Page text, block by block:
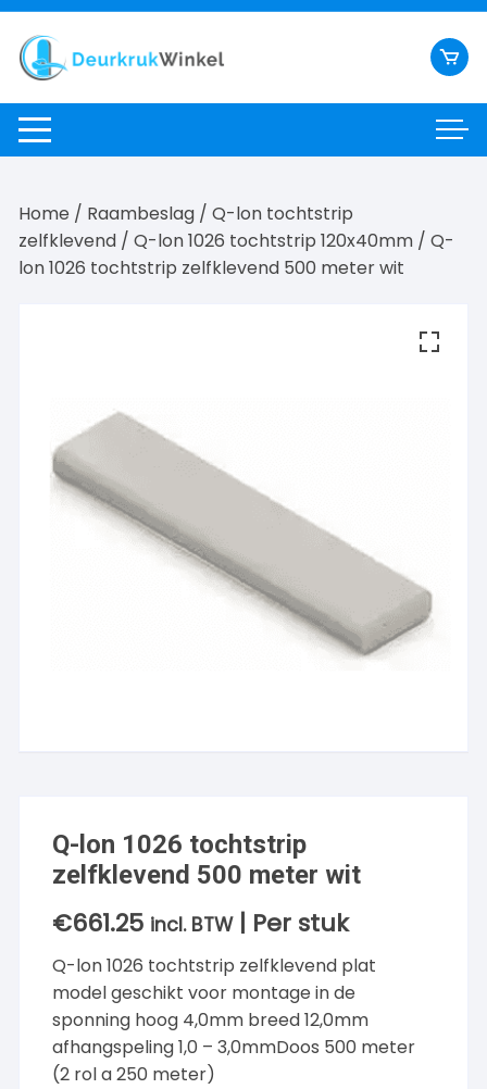
Ga
naar
inhoud
Home / Raambeslag /Q-lon tochtstrip
zelfklevend /Q-lon 1026 tochtstrip 120x40mm / Q-
lon 1026 tochtstrip zelfklevend 500 meter wit
Q-lon 1026 tochtstrip
zelfklevend 500 meter wit
€661.25 incl. BTW | Per stuk
Q-lon 1026 tochtstrip zelfklevend plat
model geschikt voor montage in de
sponning hoog 4,0mm breed 12,0mm
afhangspeling 1,0 – 3,0mmDoos 500 meter
(2 rol a 250 meter)